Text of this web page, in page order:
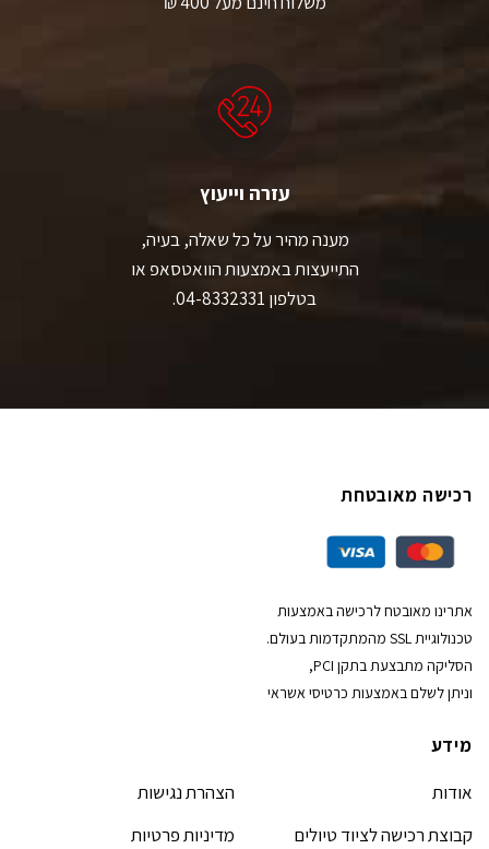
עזרה וייעוץ
מענה מהיר על כל שאלה, בעיה,
התייעצות באמצעות הוואטסאפ או
בטלפון 04-8332331.
רכישה מאובטחת
אתרינו מאובטח לרכישה באמצעות
טכנולוגיית SSL מהמתקדמות בעולם.
הסליקה מתבצעת בתקן PCI,
וניתן לשלם באמצעות כרטיסי אשראי
מידע
אודות
קבוצת רכישה לציוד טיולים
הצהרת נגישות
מדיניות פרטיות